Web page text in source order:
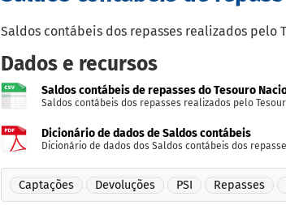
Saldos contábeis dos repasses realizados pelo
Dados e recursos
Saldos contábeis de repasses do Tesouro
Saldos contábeis dos repasses realizados pelo
Dicionário de dados de Saldos contábeis
Dicionário de dados dos Saldos contábeis dos
Captações Devoluções PSI Repasses